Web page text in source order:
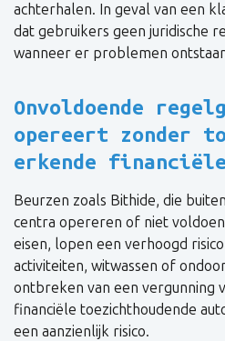
achterhalen. In geval van een
dat gebruikers geen juridische
wanneer er problemen
Onvoldoende
opereert zonder
erkende
Beurzen zoals Bithide, die
centra opereren of niet
eisen, lopen een verhoogd
activiteiten, witwassen of
ontbreken van een vergunning
financiële toezichthoudende
een aanzienlijk risico.